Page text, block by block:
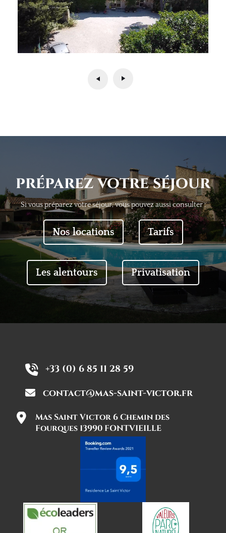
préparez votre séjour
Si vous préparez votre séjour, vous pouvez aussi consulter :
Nos locations Tarifs
Les alentours Privatisation
+33 (0) 6 85 11 28 59
contact@mas-saint-victor.fr
Mas Saint Victor 6 Chemin des
Fourques 13990 FONTVIEILLE